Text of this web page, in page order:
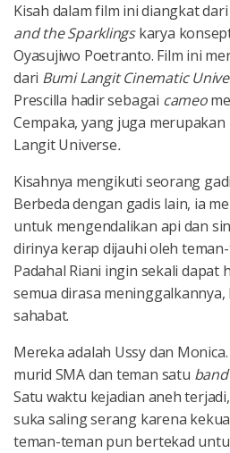
Kisah dalam film ini diangkat
and the Sparklingskarya
Oyasujiwo Poetranto. Film ini
dari Bumi Langit Cinematic
Prescilla hadir sebagai cameo
Cempaka, yang juga
Langit Universe.
Kisahnya mengikuti seorang
Berbeda dengan gadis lain, ia
untuk mengendalikan api dan
dirinya kerap dijauhi oleh
Padahal Riani ingin sekali dapat
semua dirasa
sahabat.
Mereka adalah Ussy dan
murid SMA dan teman satu band
Satu waktu kejadian aneh
suka saling serang karena
teman-teman pun bertekad